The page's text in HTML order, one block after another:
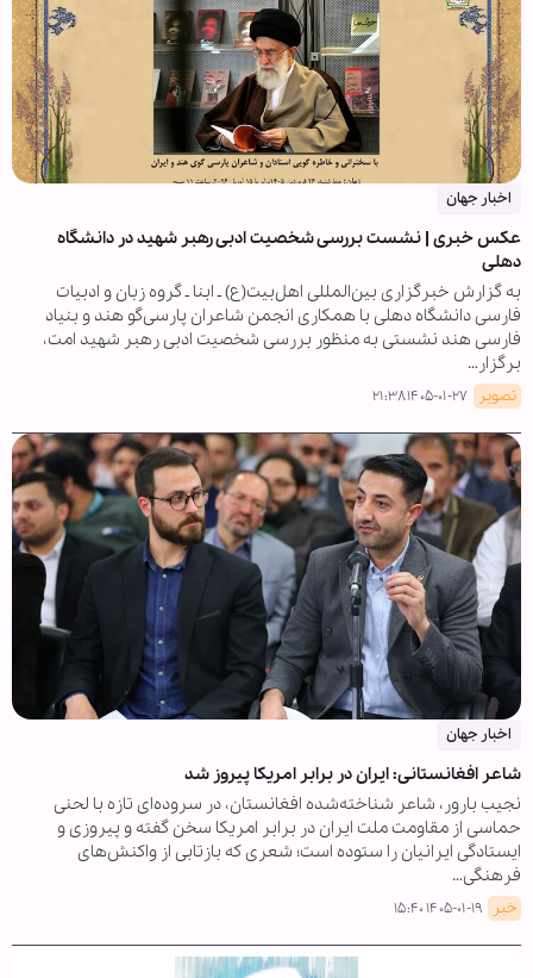
اخبار جهان
عکس خبری | نشست بررسی شخصیت ادبی رهبر شهید در دانشگاه
دهلی
به گزارش خبرگزاری بین‌المللی اهل‌بیت(ع) ـ ابنا ـ گروه زبان و ادبیات
فارسی دانشگاه دهلی با همکاری انجمن شاعران پارسی‌گو هند و بنیاد
فارسی هند نشستی به منظور بررسی شخصیت ادبی رهبر شهید امت،
برگزار…
تصویر ۱۴۰۵-۰۱-۲۷ ۲۱:۳۸
اخبار جهان
شاعر افغانستانی: ایران در برابر امریکا پیروز شد
نجیب بارور، شاعر شناخته‌شده افغانستان، در سروده‌ای تازه با لحنی
حماسی از مقاومت ملت ایران در برابر امریکا سخن گفته و پیروزی و
ایستادگی ایرانیان را ستوده است؛ شعری که بازتابی از واکنش‌های
فرهنگی…
خبر ۱۴۰۵-۰۱-۱۹ ۱۵:۴۰